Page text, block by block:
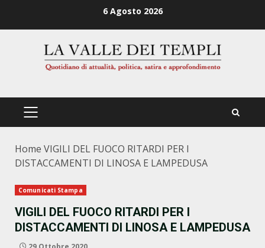
6 Agosto 2026
PRIMÄRES
Home VIGILI DEL FUOCO RITARDI PER I
DISTACCAMENTI DI LINOSA E LAMPEDUSA
Comunicati Stampa
VIGILI DEL FUOCO RITARDI PER I
DISTACCAMENTI DI LINOSA E LAMPEDUSA